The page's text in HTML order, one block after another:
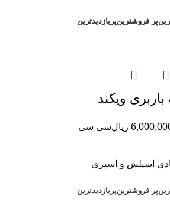
پر فروشترینپربازدیدترین
ویکند
ریالسی سی
اسپلش و اسپری
پر فروشترینپربازدیدترین